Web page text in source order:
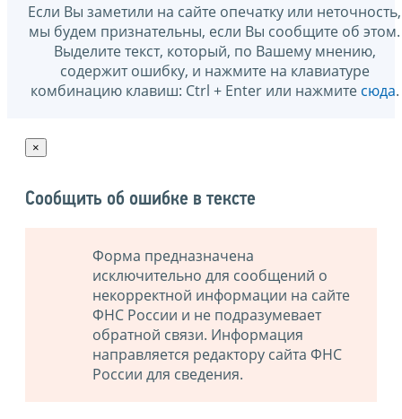
Если Вы заметили на сайте опечатку или неточность,
мы будем признательны, если Вы сообщите об этом.
Выделите текст, который, по Вашему мнению,
содержит ошибку, и нажмите на клавиатуре
комбинацию клавиш: Ctrl + Enter или нажмите сюда.
×
Сообщить об ошибке в тексте
Форма предназначена
исключительно для сообщений о
некорректной информации на сайте
ФНС России и не подразумевает
обратной связи. Информация
направляется редактору сайта ФНС
России для сведения.